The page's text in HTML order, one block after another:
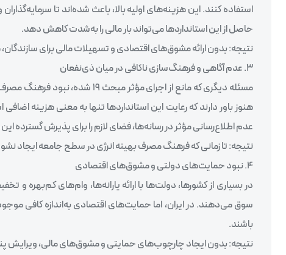
استفاده کنند. این هزینه‌های اولیه بالا، باعث شده‌اند تا
حاصل از این استانداردها می‌تواند بار مالی را به‌شدت کاهش دهد.
نتیجه: بدون ارائه مشوق‌های اقتصادی و تسهیلات مالی برای
۳. عدم آگاهی و فرهنگ‌سازی ناکافی در میان ذی‌نفعان
مسئله دیگری که مانع از اجرای
هنوز باور دارند که رعایت این استانداردها تنها به معنی هزینه
عدم اطلاع‌رسانی مؤثر در رسانه‌ها، فضای لازم را برای پذیرش گسترده‌
نتیجه: تا زمانی که فرهنگ مصرف بهینه انرژی در سطح جامعه ایجاد
۴. نبود حمایت‌های دولتی و مشوق‌های اقتصادی
در بسیاری از کشورها، دولت‌ها با ارائه یارانه‌ها، وام‌های کم‌بهره و
سوق می‌دهند. در ایران، اما حمایت‌های اقتصادی به‌اندازه کافی
باشند.
نتیجه: بدون ایجاد چارچوب‌های حمایتی و مشوق‌های مالی، ویرایش پنجم مبحث ۱۹ تنها یک تغییر اسنادی خواهد بود و نتواند اثر